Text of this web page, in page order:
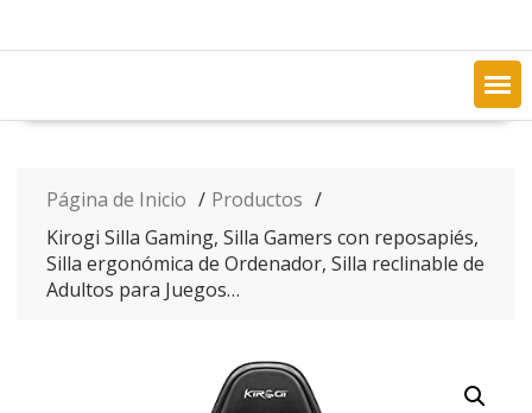
Página de Inicio
Productos
Kirogi Silla Gaming, Silla Gamers con reposapiés,
Silla ergonómica de Ordenador, Silla reclinable de
Adultos para Juegos…